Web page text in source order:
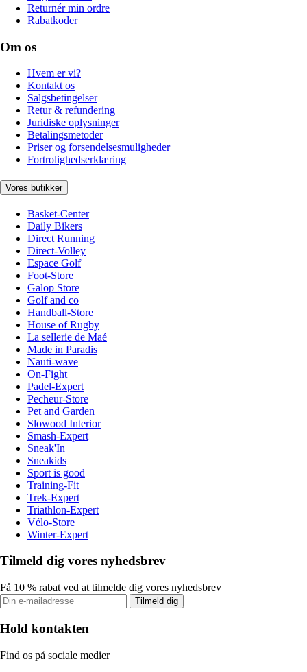
Returnér min ordre
Rabatkoder
Om os
Hvem er vi?
Kontakt os
Salgsbetingelser
Retur & refundering
Juridiske oplysninger
Betalingsmetoder
Priser og forsendelsesmuligheder
Fortrolighedserklæring
Vores butikker
Basket-Center
Daily Bikers
Direct Running
Direct-Volley
Espace Golf
Foot-Store
Galop Store
Golf and co
Handball-Store
House of Rugby
La sellerie de Maé
Made in Paradis
Nauti-wave
On-Fight
Padel-Expert
Pecheur-Store
Pet and Garden
Slowood Interior
Smash-Expert
Sneak'In
Sneakids
Sport is good
Training-Fit
Trek-Expert
Triathlon-Expert
Vélo-Store
Winter-Expert
Tilmeld dig vores nyhedsbrev
Få 10 % rabat ved at tilmelde dig vores nyhedsbrev
Tilmeld dig
Hold kontakten
Find os på sociale medier